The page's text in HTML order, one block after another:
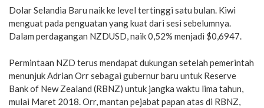
Dolar Selandia Baru naik ke level tertinggi satu bulan. Kiwi
menguat pada penguatan yang kuat dari sesi sebelumnya.
Dalam perdagangan NZDUSD, naik 0,52% menjadi $0,6947.
Permintaan NZD terus mendapat dukungan setelah pemerintah
menunjuk Adrian Orr sebagai gubernur baru untuk Reserve
Bank of New Zealand (RBNZ) untuk jangka waktu lima tahun,
mulai Maret 2018. Orr, mantan pejabat papan atas di RBNZ,